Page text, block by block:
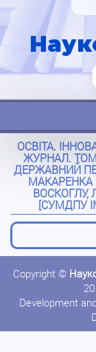
ОСВІТА.
ЖУРНАЛ.
ДЕРЖАВНИЙ
МАКАРЕНКА
ВОСКОГЛУ,
[СУМДПУ
Copyright ©
Development